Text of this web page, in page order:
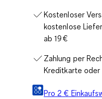
Kostenloser
kostenlose
ab 19 €
Zahlung per
Kreditkarte oder
Pro 2 €